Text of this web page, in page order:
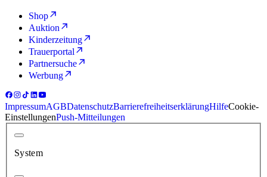
Shop
Auktion
Kinderzeitung
Trauerportal
Partnersuche
Werbung
ImpressumAGBDatenschutzBarrierefreiheitserklärungHilfeCookie-
EinstellungenPush-Mitteilungen
System